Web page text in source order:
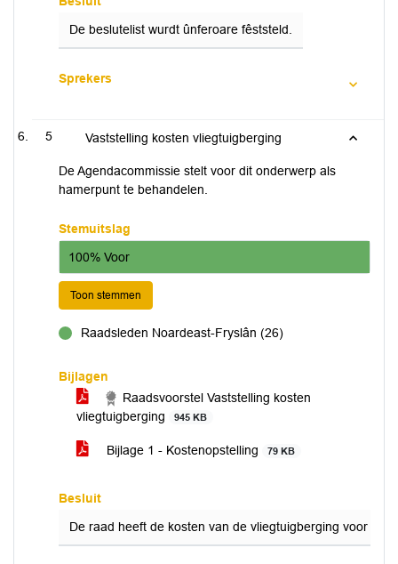
De beslutelist wurdt ûnferoare fêststeld.
Sprekers
5 Vaststelling kosten vliegtuigberging
De Agendacommissie stelt voor dit onderwerp als
hamerpunt te behandelen.
Stemuitslag
100% Voor
Toon stemmen
Raadsleden Noardeast-Fryslân (26)
Bijlagen
Raadsvoorstel Vaststelling kosten
vliegtuigberging
945 KB
Bijlage 1 - Kostenopstelling 79 KB
Besluit
De raad heeft de kosten van de vliegtuigberging voor